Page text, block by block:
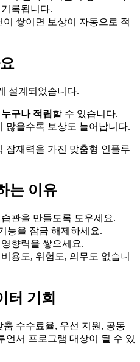
록됩니다.
쌓이면 보상이 자동으로 적
설계되었습니다.
누구나 적립할 수 있습니다.
많을수록 보상도 늘어납니다.
잠재력을 가진 맞춤형 인플루
는 이유
관을 만들도록 도우세요.
능을 잠금 해제하세요.
향력을 쌓으세요.
용도, 위험도, 의무도 없습니
터 기회
수수료율, 우선 지원, 공동
언서 프로그램 대상이 될 수 있